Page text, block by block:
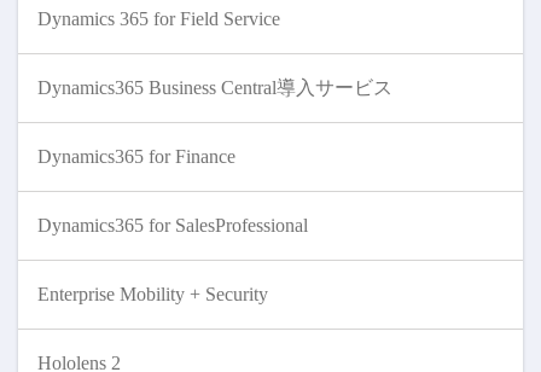
Dynamics 365 for Field Service
Dynamics365 Business Central導入サービス
Dynamics365 for Finance
Dynamics365 for SalesProfessional
Enterprise Mobility + Security
Hololens 2